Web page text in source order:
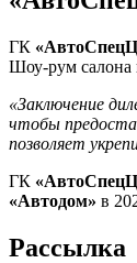
ГК
Шоу-рум салона
«Заключение
чтобы
позволяет
ГК
«Автодом» в
Рассылка